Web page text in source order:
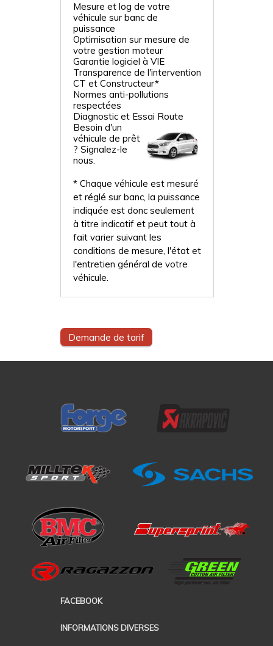
Mesure et log de votre
véhicule sur banc de
puissance
Optimisation sur mesure de
votre gestion moteur
Garantie logiciel à VIE
Transparence de l'intervention
CT et Constructeur*
Normes anti-pollutions
respectées
Diagnostic et Essai Route
Besoin d'un
véhicule de prêt
? Signalez-le
nous.
* Chaque véhicule est mesuré
et réglé sur banc, la puissance
indiquée est donc seulement
à titre indicatif et peut tout à
fait varier suivant les
conditions de mesure, l'état et
l'entretien général de votre
véhicule.
Demande de tarif
FACEBOOK
INFORMATIONS DIVERSES